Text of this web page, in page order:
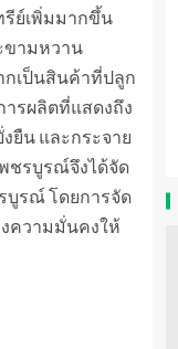
รีย์เพิ่มมากขึ้น
ขามหวาน
กเป็นสินค้าที่ปลูก
รผลิตที่แสดงถึง
ยืน และกระจาย
ชรบูรณ์จึงได้จัด
บูรณ์ โดยการจัด
ความมั่นคงให้